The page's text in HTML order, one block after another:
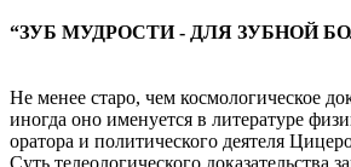
“ЗУБ МУДРОСТИ - ДЛЯ ЗУБНОЙ
Не менее старо, чем космологическое
иногда оно именуется в литературе
оратора и политического деятеля
Суть телеологического